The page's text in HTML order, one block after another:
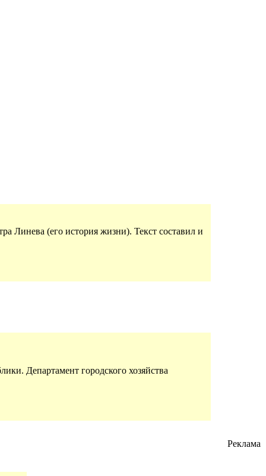
Линева (его история жизни). Текст составил и
Департамент городского хозяйства
Реклама